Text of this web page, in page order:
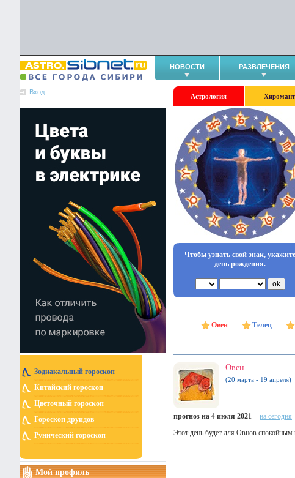
НОВОСТИ РАЗВЛЕЧЕНИЯ
Вход
Астрология
Зодиакальный гороскоп
Китайский гороскоп
Цветочный гороскоп
Гороскоп друидов
Рунический гороскоп
Мой профиль
Чтобы узнать свой знак, укажите
день рождения.
Овен Телец
Овен
(20 марта - 19 апреля)
прогноз на 4 июля 2021 на сегодня
Этот день будет для Овнов